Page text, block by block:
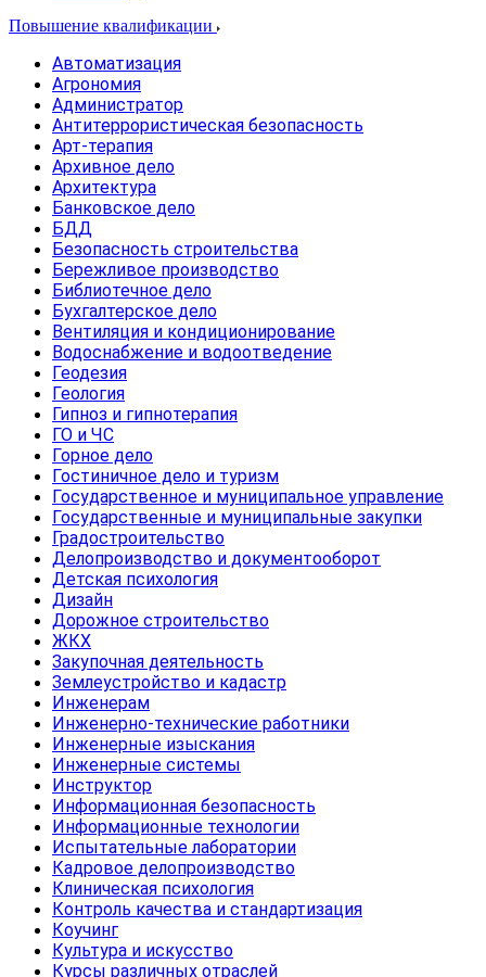
Повышение квалификации
Автоматизация
Агрономия
Администратор
Антитеррористическая безопасность
Арт-терапия
Архивное дело
Архитектура
Банковское дело
БДД
Безопасность строительства
Бережливое производство
Библиотечное дело
Бухгалтерское дело
Вентиляция и кондиционирование
Водоснабжение и водоотведение
Геодезия
Геология
Гипноз и гипнотерапия
ГО и ЧС
Горное дело
Гостиничное дело и туризм
Государственное и муниципальное управление
Государственные и муниципальные закупки
Градостроительство
Делопроизводство и документооборот
Детская психология
Дизайн
Дорожное строительство
ЖКХ
Закупочная деятельность
Землеустройство и кадастр
Инженерам
Инженерно-технические работники
Инженерные изыскания
Инженерные системы
Инструктор
Информационная безопасность
Информационные технологии
Испытательные лаборатории
Кадровое делопроизводство
Клиническая психология
Контроль качества и стандартизация
Коучинг
Культура и искусство
Курсы различных отраслей